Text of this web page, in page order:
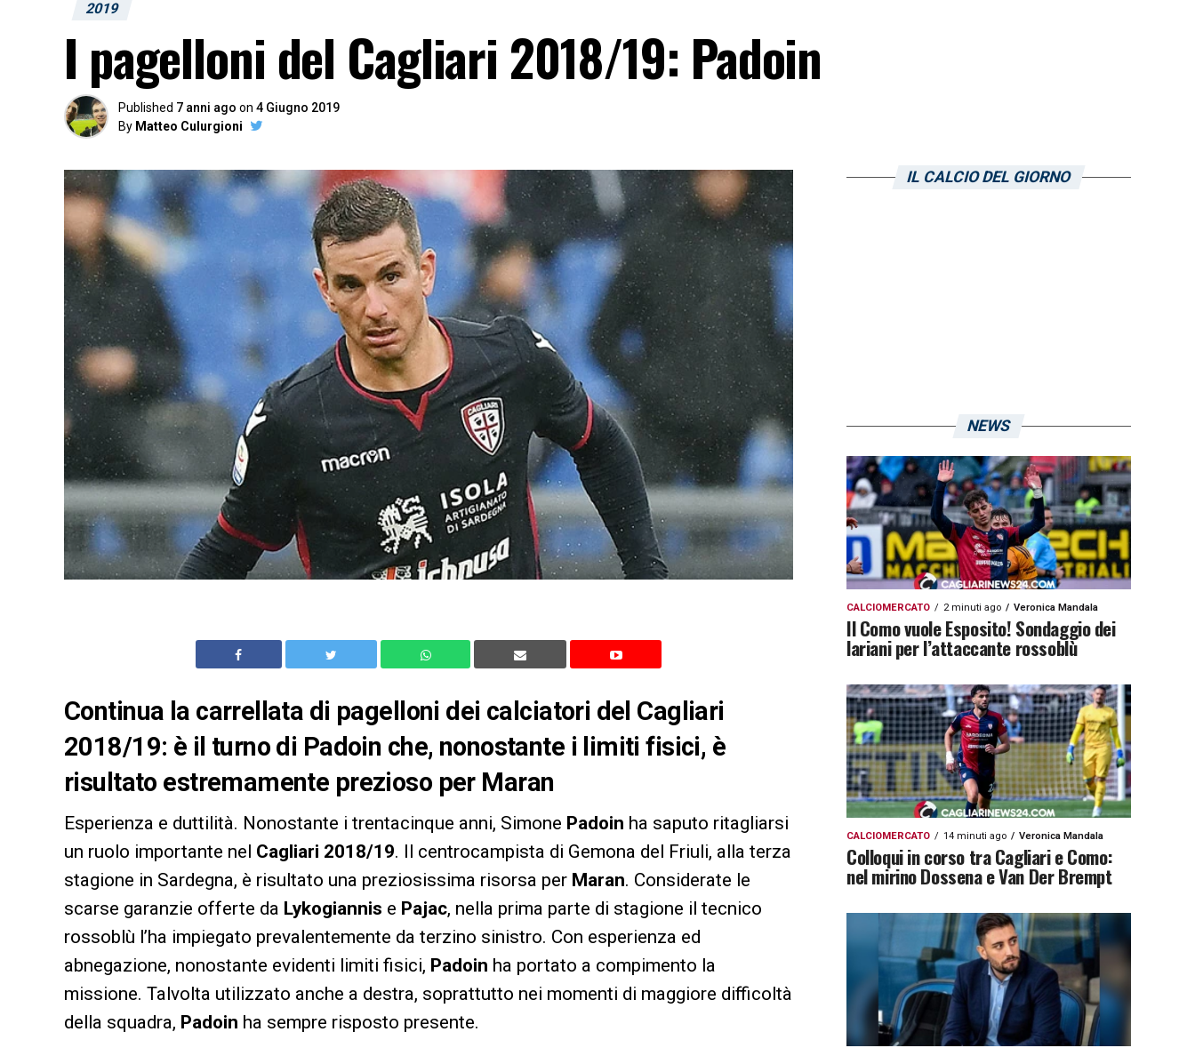
2019
I pagelloni del Cagliari 2018/19: Padoin
Published 7 anni ago on 4 Giugno 2019
By Matteo Culurgioni
Continua la carrellata di pagelloni dei calciatori del Cagliari
2018/19: è il turno di Padoin che, nonostante i limiti fisici, è
risultato estremamente prezioso per Maran
Esperienza e duttilità. Nonostante i trentacinque anni, Simone Padoin ha saputo ritagliarsi
un ruolo importante nel Cagliari 2018/19. Il centrocampista di Gemona del Friuli, alla terza
stagione in Sardegna, è risultato una preziosissima risorsa per Maran. Considerate le
scarse garanzie offerte da Lykogiannis e Pajac, nella prima parte di stagione il tecnico
rossoblù l’ha impiegato prevalentemente da terzino sinistro. Con esperienza ed
abnegazione, nonostante evidenti limiti fisici, Padoin ha portato a compimento la
missione. Talvolta utilizzato anche a destra, soprattutto nei momenti di maggiore difficoltà
della squadra, Padoin ha sempre risposto presente.
IL CALCIO DEL GIORNO
NEWS
CALCIOMERCATO 2 minuti ago Veronica Mandala
Il Como vuole Esposito! Sondaggio dei
lariani per l’attaccante rossoblù
CALCIOMERCATO 14 minuti ago Veronica Mandala
Colloqui in corso tra Cagliari e Como:
nel mirino Dossena e Van Der Brempt